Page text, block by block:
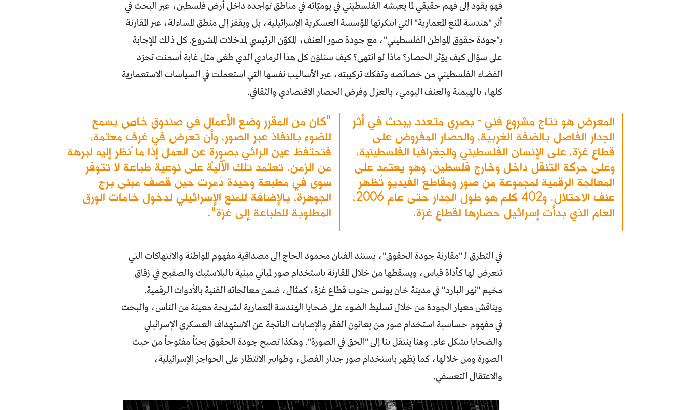
فهو يقود إلى فهم حقيقي لما يعيشه الفلسطيني في يوميّاته في مناطق تواجده داخل أرض فلسطين، عبر البحث في
أثر "هندسة المنع المعمارية" التي ابتكرتها المؤسسة العسكرية الإسرائيلية، بل ويقفز إلى منطق المساءلة، عبر المقارنة
بـ"جودة حقوق المواطن الفلسطيني"، مع جودة صور العنف، المكوّن الرئيسي لمدخلات المشروع. كل ذلك للإجابة
على سؤال كيف يؤثر الحصار؟ ماذا لو انتهى؟ كيف سنلوّن كل هذا الرمادي الذي طغى مثل غابة أسمنت تجرّد
الفضاء الفلسطيني من خصائصه وتفكك تركيبته، عبر الأساليب نفسها التي استعملت في السياسات الاستعمارية
كلها، بالهيمنة والعنف اليومي، بالعزل وفرض الحصار الاقتصادي والثقافي.
المعرض هو نتاج مشروع فني - بصري متعدد يبحث في أثر
الجدار الفاصل بالضفة الغربية، والحصار المفروض على
قطاع غزة، على الإنسان الفلسطيني والجغرافيا الفلسطينية،
وعلى حركة التنقل داخل وخارج فلسطين. وهو يعتمد على
المعالجة الرقمية لمجموعة من صور ومقاطع الفيديو تُظهر
عنف الاحتلال. و402 كلم هو طول الجدار حتى عام 2006،
العام الذي بدأت إسرائيل حصارها لقطاع غزة.
"كان من المقرر وضع الأعمال في صندوق خاص يسمح
للضوء بالنفاذ عبر الصور، وأن تعرض في غرفٍ معتمة،
فتحتفظ عين الرائي بصورةٍ عن العمل إذا ما نظر إليه لبرهة
من الزمن. تعتمد تلك الآلية على نوعية طباعة لا تتوفر
سوى في مطبعة وحيدة دُمرت حين قصف مبنى برج
الجوهرة، بالإضافة للمنع الإسرائيلي لدخول خامات الورق
المطلوبة للطباعة إلى غزة".
في التطرق لـ "مقارنة جودة الحقوق"، يستند الفنان محمود الحاج إلى مصداقية مفهوم المواطنة والانتهاكات التي
تتعرض لها كأداة قياس، ويسقطها من خلال المقارنة باستخدام صور لمباني مبنية بالبلاستيك والصفيح في زقاق
مخيم "نهر البارد" في مدينة خان يونس جنوب قطاع غزة، كمثال، ضمن معالجاته الفنية بالأدوات الرقمية.
ويناقش معيار الجودة من خلال تسليط الضوء على ضحايا الهندسة المعمارية لشريحة معينة من الناس، والبحث
في مفهوم حساسية استخدام صور من يعانون الفقر والإصابات الناتجة عن الاستهداف العسكري الإسرائيلي
والضحايا بشكل عام. وهنا ينتقل بنا إلى "الحق في الصورة". وهكذا تصبح جودة الحقوق بحثاً مفتوحاً من حيث
الصورة ومن خلالها، كما يَظهر باستخدام صور جدار الفصل، وطوابير الانتظار على الحواجز الإسرائيلية،
والاعتقال التعسفي.